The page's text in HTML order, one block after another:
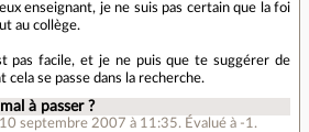
enseignant, je ne suis pas certain que la foi
au collège.
pas facile, et je ne puis que te suggérer de
se passe dans la recherche.
à passer ?
10 septembre 2007 à 11:35. Évalué à -1 .